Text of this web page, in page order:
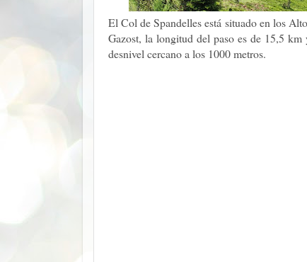
El Col de Spandelles está situado en los
Gazost, la longitud del paso es de 15,5
desnivel cercano a los 1000 metros.